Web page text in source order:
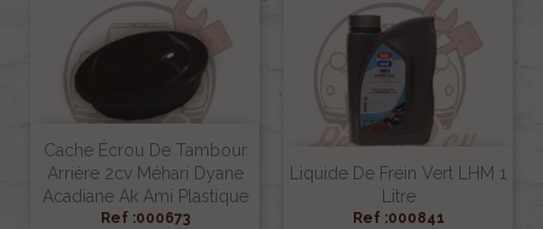
Cache Écrou De Tambour
Arrière 2cv Méhari Dyane
Acadiane Ak Ami Plastique
Ref :000673
Liquide De Frein Vert LHM 1
Litre
Ref :000841